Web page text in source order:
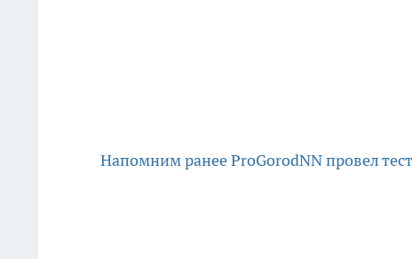
Напомним ранее ProGorodNN провел